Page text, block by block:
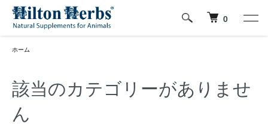
0
ホーム
該当のカテゴリーがありませ
ん